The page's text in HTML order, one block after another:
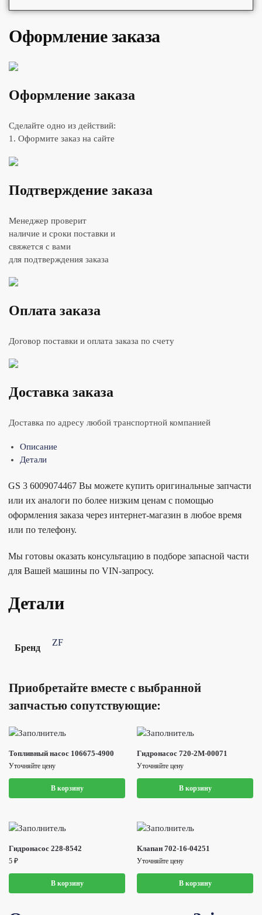
Оформление заказа
Оформление заказа
Сделайте одно из действий:
1. Оформите заказ на сайте
Подтверждение заказа
Менеджер проверит
наличие и сроки поставки и
свяжется с вами
для подтверждения заказа
Оплата заказа
Договор поставки и оплата заказа по счету
Доставка заказа
Доставка по адресу любой транспортной компанией
Описание
Детали
GS 3 6009074467 Вы можете купить оригинальные запчасти
или их аналоги по более низким ценам с помощью
оформления заказа через интернет-магазин в любое время
или по телефону.
Мы готовы оказать консультацию в подборе запасной части
для Вашей машины по VIN-запросу.
Детали
Бренд
ZF
Приобретайте вместе с выбранной
запчастью сопутствующие:
Топливный насос 106675-4900
Уточняйте цену
В корзину
Гидронасос 720-2M-00071
Уточняйте цену
В корзину
Гидронасос 228-8542
5 ₽
В корзину
Клапан 702-16-04251
Уточняйте цену
В корзину